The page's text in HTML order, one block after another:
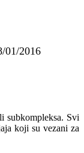
01/2016
subkompleksa. Svi
koji su vezani za